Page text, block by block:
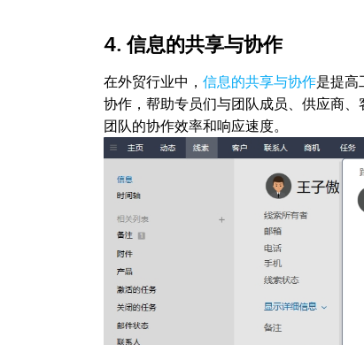
4. 信息的共享与协作
在外贸行业中，信息的共享与协作是提高
协作，帮助专员们与团队成员、供应商
团队的协作效率和响应速度。